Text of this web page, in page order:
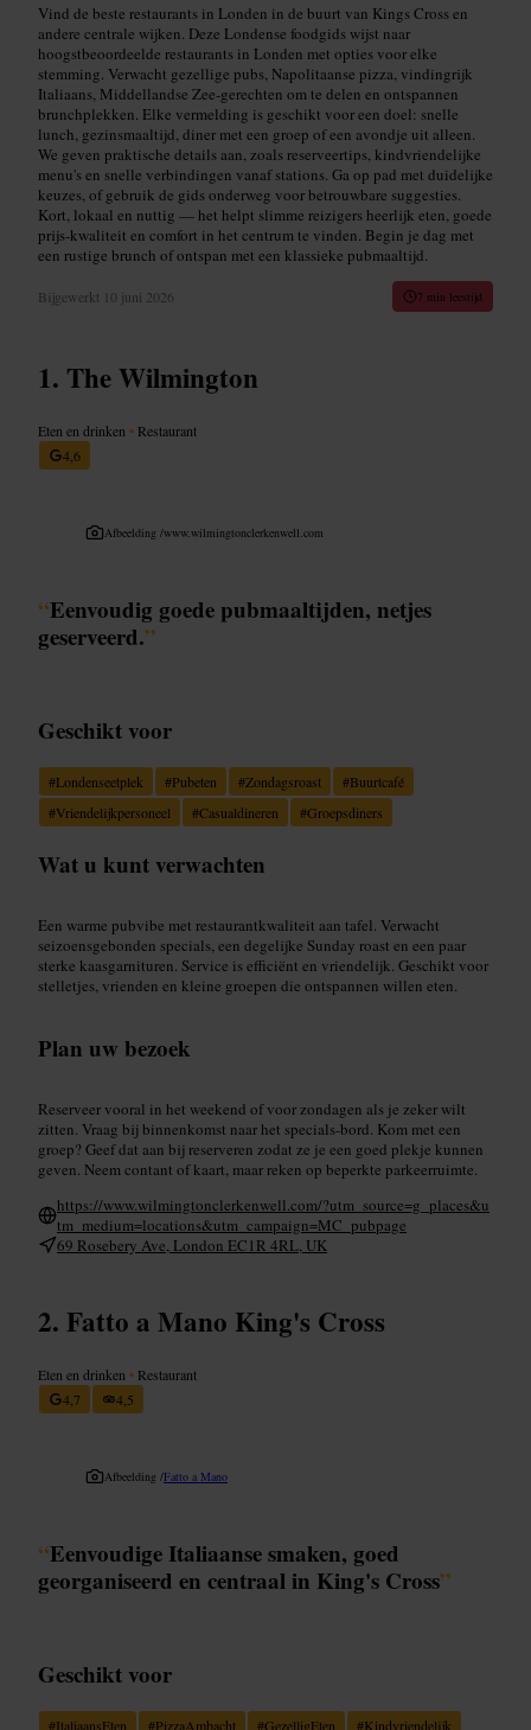
Vind de beste restaurants in Londen in de buurt van Kings Cross en
andere centrale wijken. Deze Londense foodgids wijst naar
hoogstbeoordeelde restaurants in Londen met opties voor elke
stemming. Verwacht gezellige pubs, Napolitaanse pizza, vindingrijk
Italiaans, Middellandse Zee-gerechten om te delen en ontspannen
brunchplekken. Elke vermelding is geschikt voor een doel: snelle
lunch, gezinsmaaltijd, diner met een groep of een avondje uit alleen.
We geven praktische details aan, zoals reserveertips, kindvriendelijke
menu's en snelle verbindingen vanaf stations. Ga op pad met duidelijke
keuzes, of gebruik de gids onderweg voor betrouwbare suggesties.
Kort, lokaal en nuttig — het helpt slimme reizigers heerlijk eten, goede
prijs-kwaliteit en comfort in het centrum te vinden. Begin je dag met
een rustige brunch of ontspan met een klassieke pubmaaltijd.
Bijgewerkt 10 juni 2026 7 min leestijd
The Wilmington
Eten en drinken • Restaurant
4,6
Afbeelding /www.wilmingtonclerkenwell.com
“Eenvoudig goede pubmaaltijden, netjes
geserveerd.”
Geschikt voor
#Londenseetplek #Pubeten #Zondagsroast #Buurtcafé
#Vriendelijkpersoneel #Casualdineren #Groepsdiners
Wat u kunt verwachten
Een warme pubvibe met restaurantkwaliteit aan tafel. Verwacht
seizoensgebonden specials, een degelijke Sunday roast en een paar
sterke kaasgarnituren. Service is efficiënt en vriendelijk. Geschikt voor
stelletjes, vrienden en kleine groepen die ontspannen willen eten.
Plan uw bezoek
Reserveer vooral in het weekend of voor zondagen als je zeker wilt
zitten. Vraag bij binnenkomst naar het specials-bord. Kom met een
groep? Geef dat aan bij reserveren zodat ze je een goed plekje kunnen
geven. Neem contant of kaart, maar reken op beperkte parkeerruimte.
https://www.wilmingtonclerkenwell.com/?utm_source=g_places&u
tm_medium=locations&utm_campaign=MC_pubpage
69 Rosebery Ave, London EC1R 4RL, UK
Fatto a Mano King's Cross
Eten en drinken • Restaurant
4,7
4,5
Afbeelding /Fatto a Mano
“Eenvoudige Italiaanse smaken, goed
georganiseerd en centraal in King's Cross”
Geschikt voor
#ItaliaansEten #PizzaAmbacht #GezelligEten #Kindvriendelijk